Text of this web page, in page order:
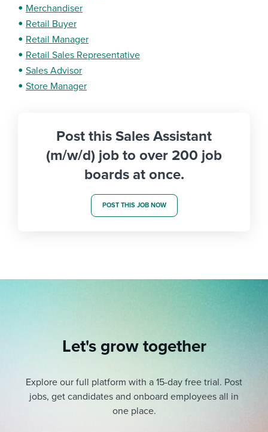
Merchandiser
Retail Buyer
Retail Manager
Retail Sales Representative
Sales Advisor
Store Manager
Post this Sales Assistant
(m/w/d) job to over 200 job
boards at once.
POST THIS JOB NOW
Let's grow together
Explore our full platform with a 15-day free trial. Post
jobs, get candidates and onboard employees all in
one place.